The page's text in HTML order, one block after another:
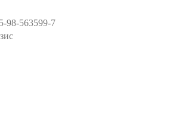
98-563599-7